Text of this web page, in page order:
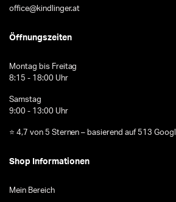
office@kindlinger.at
Öffnungszeiten
Montag bis Freitag
8:15 - 18:00 Uhr
Samstag
9:00 - 13:00 Uhr
⭐ 4,7 von 5 Sternen – basierend auf 513
Shop Informationen
Mein Bereich